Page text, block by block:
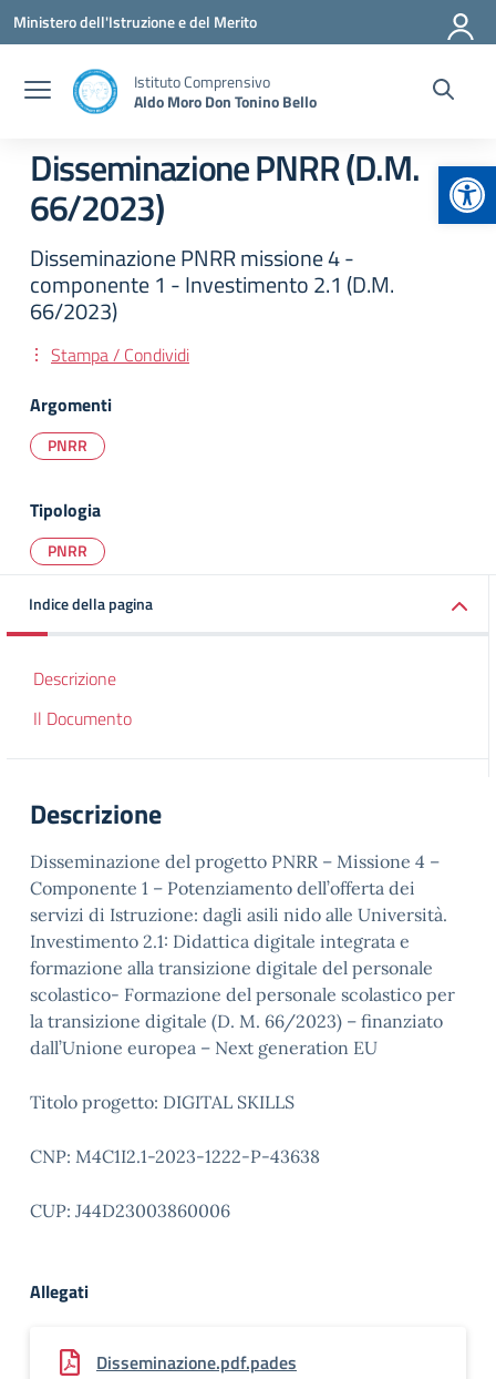
Vai ai contenuti
Vai al menu di navigazione
Vai al footer
Ministero dell'Istruzione e del Merito
Istituto Comprensivo
Aldo Moro Don Tonino Bello
Disseminazione PNRR (D.M.
66/2023)
Disseminazione PNRR missione 4 -
componente 1 - Investimento 2.1 (D.M.
66/2023)
Stampa / Condividi
Argomenti
PNRR
Tipologia
PNRR
Indice della pagina
Descrizione
Il Documento
Descrizione
Disseminazione del progetto PNRR – Missione 4 –
Componente 1 – Potenziamento dell’offerta dei
servizi di Istruzione: dagli asili nido alle Università.
Investimento 2.1: Didattica digitale integrata e
formazione alla transizione digitale del personale
scolastico- Formazione del personale scolastico per
la transizione digitale (D. M. 66/2023) – finanziato
dall’Unione europea – Next generation EU
Titolo progetto: DIGITAL SKILLS
CNP: M4C1I2.1-2023-1222-P-43638
CUP: J44D23003860006
Allegati
Disseminazione.pdf.pades